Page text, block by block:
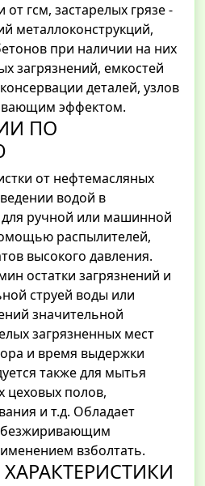
от гсм, застарелых грязе -
металлоконструкций,
при наличии на них
загрязнений, емкостей
деталей, узлов
эффектом.
ПО
от нефтемасляных
водой в
для ручной или машинной
распылителей,
высокого давления.
остатки загрязнений и
струей воды или
значительной
загрязненных мест
и время выдержки
также для мытья
цеховых полов,
и т.д. Обладает
взболтать.